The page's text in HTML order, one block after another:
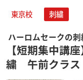
東京校 刺繍
ハーロムセークの
【短期集中講
繍 午前クラス